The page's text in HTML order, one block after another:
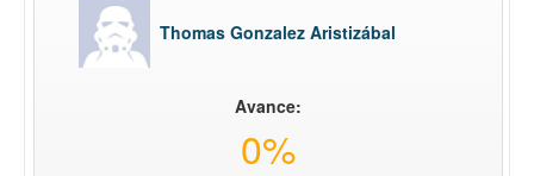
Thomas Gonzalez Aristizábal
Avance:
0%